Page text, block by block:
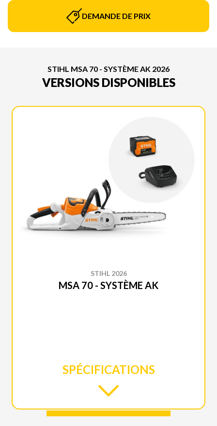
DEMANDE DE PRIX
STIHL MSA 70 - SYSTÈME AK 2026
VERSIONS DISPONIBLES
STIHL 2026
MSA 70 - SYSTÈME AK
SPÉCIFICATIONS